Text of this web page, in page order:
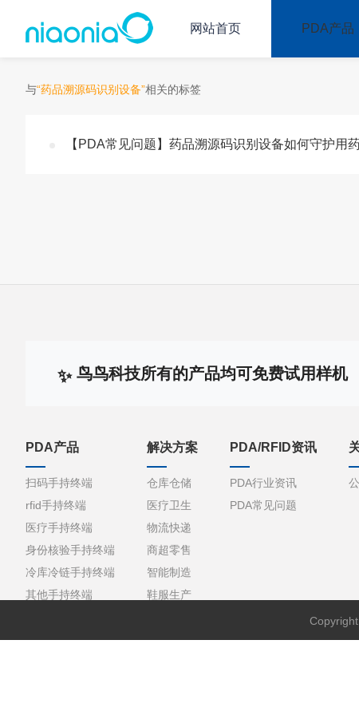
网站首页 PDA产品
与“药品溯源码识别设备”相关的标签
【PDA常见问题】药品溯源码识别设备如何守护用
鸟鸟科技所有的产品均可免费试用样机
PDA产品
扫码手持终端
rfid手持终端
医疗手持终端
身份核验手持终端
冷库冷链手持终端
其他手持终端
解决方案
仓库仓储
医疗卫生
物流快递
商超零售
智能制造
鞋服生产
PDA/RFID资讯
PDA行业资讯
PDA常见问题